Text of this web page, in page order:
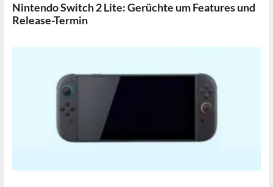
Nintendo Switch 2 Lite: Gerüchte um Features und
Release-Termin